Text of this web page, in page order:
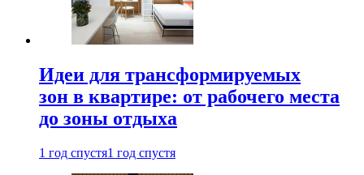
Идеи для трансформируемых
зон в квартире: от рабочего места
до зоны отдыха
1 год спустя1 год спустя